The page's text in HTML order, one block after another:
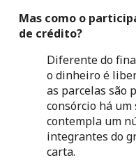
Mas como o
de crédito?
Diferente do
o dinheiro é
as parcelas são
consórcio há
contempla um
integrantes do
carta.